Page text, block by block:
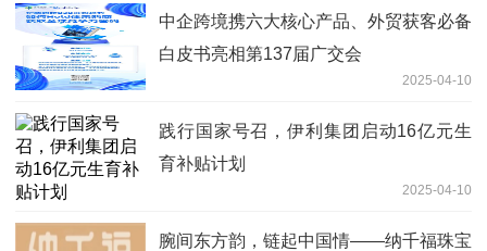
中企跨境携六大核心产品、外贸获客必备
白皮书亮相第137届广交会
2025-04-10
践行国家号召，伊利集团启动16亿元生
育补贴计划
2025-04-10
腕间东方韵，链起中国情——纳千福珠宝